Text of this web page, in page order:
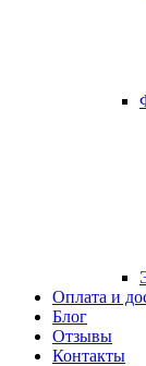
Оплата и
Блог
Отзывы
Контакты